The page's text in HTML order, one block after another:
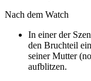
Nach dem Watch
In einer der
den Bruchteil
seiner Mutter
aufblitzen.